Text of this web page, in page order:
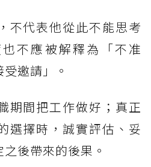
不代表他從此不能思考
不應被解釋為「不准
邀請」。
期間把工作做好；真正
選擇時，誠實評估、妥
後帶來的後果。